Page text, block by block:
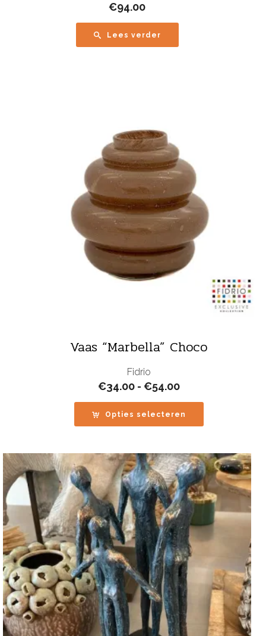
€94.00
Lees verder
Vaas “Marbella” Choco
Fidrio
€34.00 - €54.00Prijsklasse:
tot
€54.00
Opties selecteren